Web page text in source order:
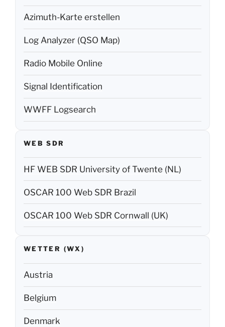
Azimuth-Karte erstellen
Log Analyzer (QSO Map)
Radio Mobile Online
Signal Identification
WWFF Logsearch
WEB SDR
HF WEB SDR University of Twente (NL)
OSCAR 100 Web SDR Brazil
OSCAR 100 Web SDR Cornwall (UK)
WETTER (WX)
Austria
Belgium
Denmark